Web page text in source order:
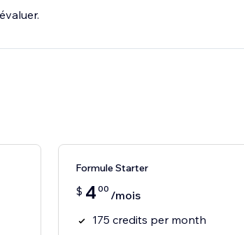
Formule Starter
$ 4 00 /mois
175 credits per month